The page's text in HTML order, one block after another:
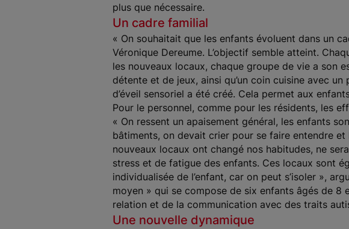
plus que nécessaire.
Un cadre familial
« On souhaitait que les enfants évoluent dans un
Véronique Dereume. L’objectif semble atteint.
les nouveaux locaux, chaque groupe de vie a son
détente et de jeux, ainsi qu’un coin cuisine avec
d’éveil sensoriel a été créé. Cela permet aux
Pour le personnel, comme pour les résidents, les
« On ressent un apaisement général, les enfants
bâtiments, on devait crier pour se faire entendre
nouveaux locaux ont changé nos habitudes, ne
stress et de fatigue des enfants. Ces locaux sont
individualisée de l’enfant, car on peut s’isoler »,
moyen » qui se compose de six enfants âgés de
relation et de la communication avec des traits
Une nouvelle dynamique